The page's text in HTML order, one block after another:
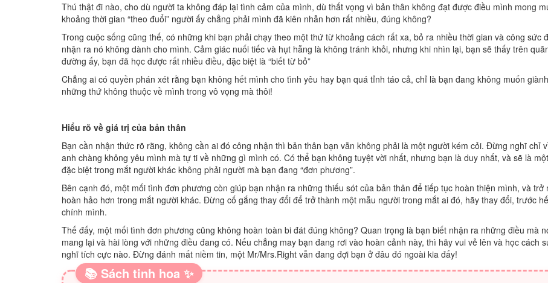
Thú thật đi nào, cho dù người ta không đáp lại tình cảm của mình, dù thất vọng vì bản thân không đạt được điều mình mong
khoảng thời gian “theo đuổi” người ấy chẳng phải mình đã kiên nhẫn hơn rất nhiều, đúng không?
Trong cuộc sống cũng thế, có những khi bạn phải chạy theo một thứ từ khoảng cách rất xa, bỏ ra nhiều thời gian và công sức
nhận ra nó không dành cho mình. Cảm giác nuối tiếc và hụt hẫng là không tránh khỏi, nhưng khi nhìn lại, bạn sẽ thấy trên
đường ấy, bạn đã học được rất nhiều điều, đặc biệt là “biết từ bỏ”
Chẳng ai có quyền phán xét rằng bạn không hết mình cho tình yêu hay bạn quá tỉnh táo cả, chỉ là bạn đang không muốn
những thứ không thuộc về mình trong vô vọng mà thôi!
Hiểu rõ về giá trị của bản thân
Bạn cần nhận thức rõ rằng, không cần ai đó công nhận thì bản thân bạn vẫn không phải là một người kém cỏi. Đừng nghĩ chỉ
anh chàng không yêu mình mà tự ti về những gì mình có. Có thể bạn không tuyệt vời nhất, nhưng bạn là duy nhất, và sẽ là
đặc biệt trong mắt người khác không phải người mà bạn đang “đơn phương”.
Bên cạnh đó, một mối tình đơn phương còn giúp bạn nhận ra những thiếu sót của bản thân để tiếp tục hoàn thiện mình, và trở
hoàn hảo hơn trong mắt người khác. Đừng cố gắng thay đổi để trở thành một mẫu người trong mắt ai đó, hãy thay đổi, trước
chính mình.
Thế đấy, một mối tình đơn phương cũng không hoàn toàn bi đát đúng không? Quan trọng là bạn biết nhận ra những điều mà
mang lại và hài lòng với những điều đang có. Nếu chẳng may bạn đang rơi vào hoàn cảnh này, thì hãy vui vẻ lên và học cách
nghĩ tích cực nào. Đừng đánh mất niềm tin, một Mr/Mrs.Right vẫn đang đợi bạn ở đâu đó ngoài kia đấy!
📚 Sách tinh hoa ✨